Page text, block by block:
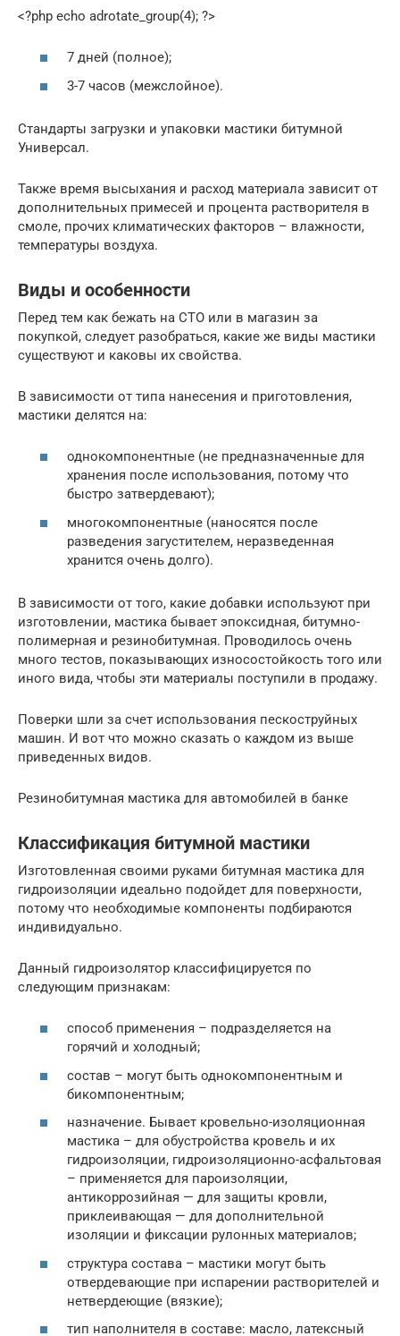
<?php echo adrotate_group(4); ?>
7 дней (полное);
3-7 часов (межслойное).
Стандарты загрузки и упаковки мастики битумной
Универсал.
Также время высыхания и расход материала зависит от
дополнительных примесей и процента растворителя в
смоле, прочих климатических факторов – влажности,
температуры воздуха.
Виды и особенности
Перед тем как бежать на СТО или в магазин за
покупкой, следует разобраться, какие же виды мастики
существуют и каковы их свойства.
В зависимости от типа нанесения и приготовления,
мастики делятся на:
однокомпонентные (не предназначенные для
хранения после использования, потому что
быстро затвердевают);
многокомпонентные (наносятся после
разведения загустителем, неразведенная
хранится очень долго).
В зависимости от того, какие добавки используют при
изготовлении, мастика бывает эпоксидная, битумно-
полимерная и резинобитумная. Проводилось очень
много тестов, показывающих износостойкость того или
иного вида, чтобы эти материалы поступили в продажу.
Поверки шли за счет использования пескоструйных
машин. И вот что можно сказать о каждом из выше
приведенных видов.
Резинобитумная мастика для автомобилей в банке
Классификация битумной мастики
Изготовленная своими руками битумная мастика для
гидроизоляции идеально подойдет для поверхности,
потому что необходимые компоненты подбираются
индивидуально.
Данный гидроизолятор классифицируется по
следующим признакам:
способ применения – подразделяется на
горячий и холодный;
состав – могут быть однокомпонентным и
бикомпонентным;
назначение. Бывает кровельно-изоляционная
мастика – для обустройства кровель и их
гидроизоляции, гидроизоляционно-асфальтовая
– применяется для пароизоляции,
антикоррозийная — для защиты кровли,
приклеивающая — для дополнительной
изоляции и фиксации рулонных материалов;
структура состава – мастики могут быть
отвердевающие при испарении растворителей и
нетвердеющие (вязкие);
тип наполнителя в составе: масло, латексный